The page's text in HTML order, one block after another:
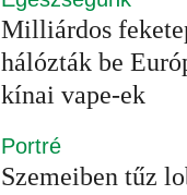
Milliárdos
hálózták be
kínai vape-ek
Portré
Szemeiben tűz